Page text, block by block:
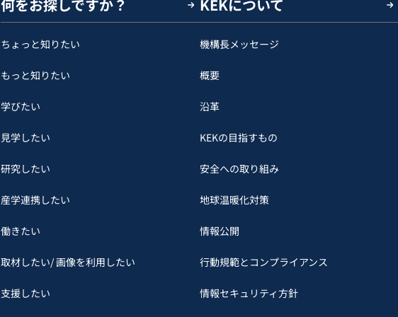
何をお探しですか？
ちょっと知りたい
もっと知りたい
学びたい
見学したい
研究したい
産学連携したい
働きたい
取材したい/ 画像を利用したい
支援したい
KEKについて
機構長メッセージ
概要
沿革
KEKの目指すもの
安全への取り組み
地球温暖化対策
情報公開
行動規範とコンプライアンス
情報セキュリティ方針